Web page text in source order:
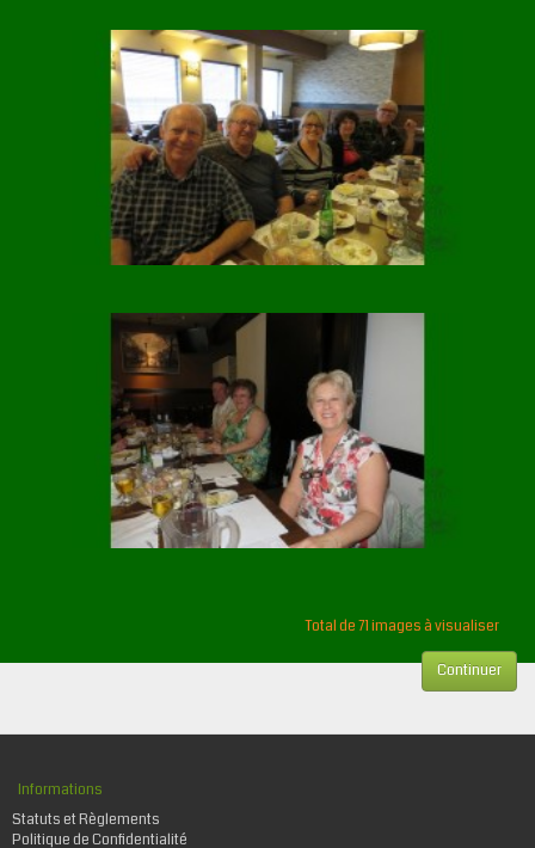
Total de 71 images à visualiser
Continuer
Informations
Statuts et Règlements
Politique de Confidentialité